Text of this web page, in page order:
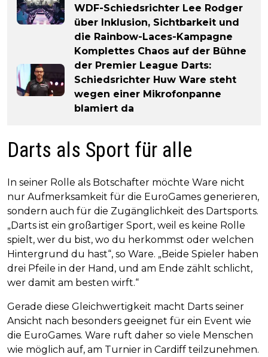
WDF-Schiedsrichter Lee Rodger
über Inklusion, Sichtbarkeit und
die Rainbow-Laces-Kampagne
Komplettes Chaos auf der Bühne
der Premier League Darts:
Schiedsrichter Huw Ware steht
wegen einer Mikrofonpanne
blamiert da
Darts als Sport für alle
In seiner Rolle als Botschafter möchte Ware nicht
nur Aufmerksamkeit für die EuroGames generieren,
sondern auch für die Zugänglichkeit des Dartsports.
„Darts ist ein großartiger Sport, weil es keine Rolle
spielt, wer du bist, wo du herkommst oder welchen
Hintergrund du hast“, so Ware. „Beide Spieler haben
drei Pfeile in der Hand, und am Ende zählt schlicht,
wer damit am besten wirft.“
Gerade diese Gleichwertigkeit macht Darts seiner
Ansicht nach besonders geeignet für ein Event wie
die EuroGames. Ware ruft daher so viele Menschen
wie möglich auf, am Turnier in Cardiff teilzunehmen.